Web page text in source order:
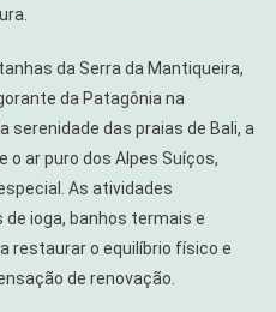
da Serra da Mantiqueira,
da Patagônia na
serenidade das praias de Bali, a
o ar puro dos Alpes Suíços,
As atividades
ioga, banhos termais e
restaurar o equilíbrio físico e
de renovação.